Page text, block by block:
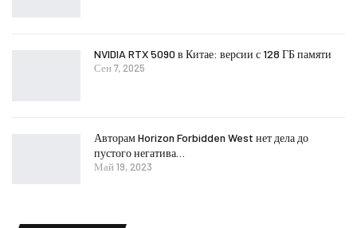
NVIDIA RTX 5090 в Китае: версии с 128 ГБ памяти
Сен 7, 2025
Авторам Horizon Forbidden West нет дела до
пустого негатива…
Май 19, 2023